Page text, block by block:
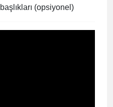
(opsiyonel)